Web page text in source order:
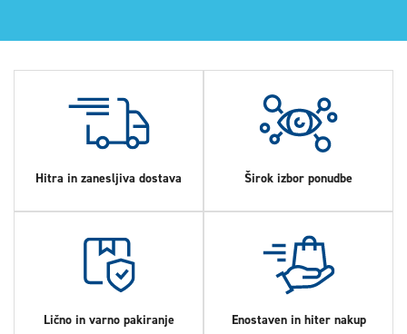
Hitra in zanesljiva dostava Širok izbor ponudbe
Lično in varno pakiranje Enostaven in hiter nakup